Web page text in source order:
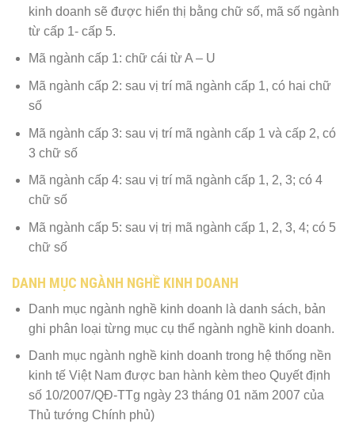
kinh doanh sẽ được hiển thị bằng chữ số, mã số ngành
từ cấp 1- cấp 5.
Mã ngành cấp 1: chữ cái từ A – U
Mã ngành cấp 2: sau vị trí mã ngành cấp 1, có hai chữ
số
Mã ngành cấp 3: sau vị trí mã ngành cấp 1 và cấp 2, có
3 chữ số
Mã ngành cấp 4: sau vị trí mã ngành cấp 1, 2, 3; có 4
chữ số
Mã ngành cấp 5: sau vị trị mã ngành cấp 1, 2, 3, 4; có 5
chữ số
DANH MỤC NGÀNH NGHỀ KINH DOANH
Danh mục ngành nghề kinh doanh là danh sách, bản
ghi phân loại từng mục cụ thể ngành nghề kinh doanh.
Danh mục ngành nghề kinh doanh trong hệ thống nền
kinh tế Việt Nam được ban hành kèm theo Quyết định
số 10/2007/QĐ-TTg ngày 23 tháng 01 năm 2007 của
Thủ tướng Chính phủ)